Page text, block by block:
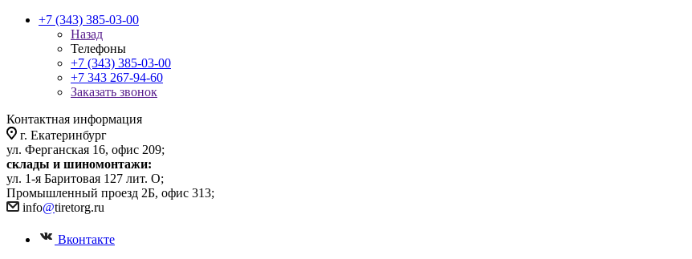
+7 (343) 385-03-00
Назад
Телефоны
+7 (343) 385-03-00
+7 343 267-94-60
Заказать звонок
Контактная информация
г. Екатеринбург
ул. Ферганская 16, офис 209;
склады и шиномонтажи:
ул. 1-я Баритовая 127 лит. О;
Промышленный проезд 2Б, офис 313;
info@tiretorg.ru
Вконтакте